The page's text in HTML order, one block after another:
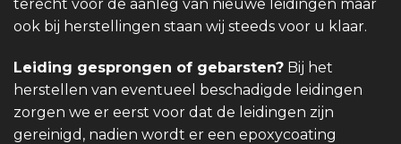
terecht voor de aanleg van nieuwe leidingen maar
ook bij herstellingen staan wij steeds voor u klaar.
Leiding gesprongen of gebarsten? Bij het
herstellen van eventueel beschadigde leidingen
zorgen we er eerst voor dat de leidingen zijn
gereinigd, nadien wordt er een epoxycoating